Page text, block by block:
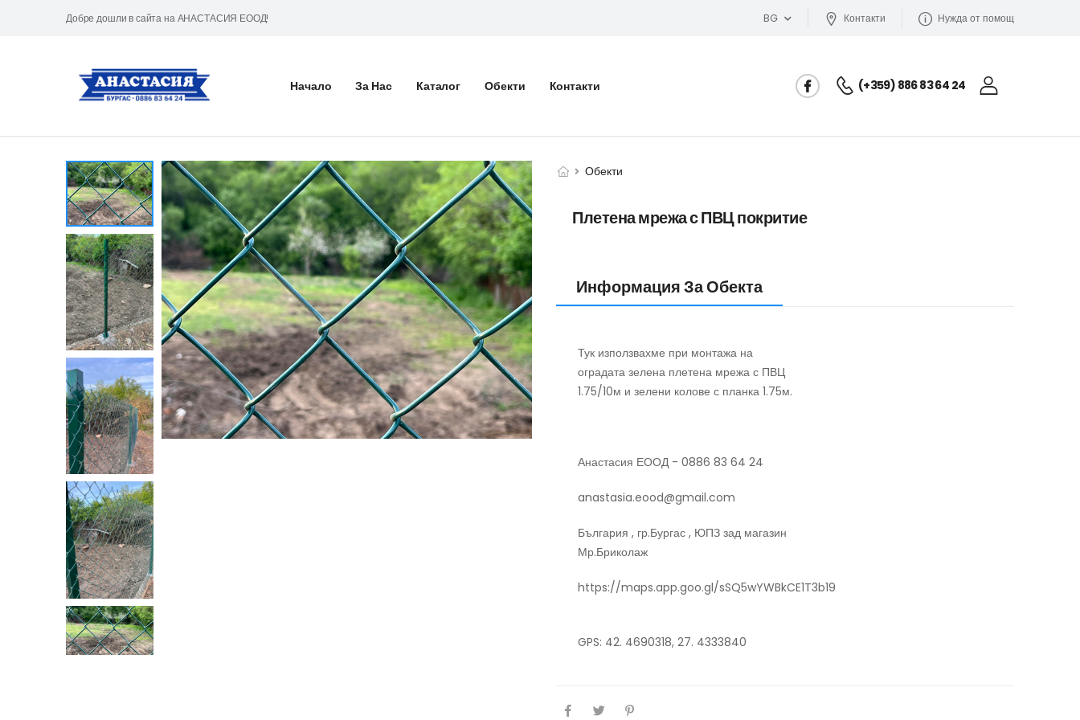
Добре дошли в сайта на АНАСТАСИЯ ЕООД! BG Контакти Нужда от помощ
Начало За Нас Каталог Обекти Контакти (+359) 886 83 64 24
Обекти
Плетена мрежа с ПВЦ покритие
Информация За Обекта
Тук използвахме при монтажа на
оградата зелена плетена мрежа с ПВЦ
1.75/10м и зелени колове с планка 1.75м.
Анастасия ЕООД - 0886 83 64 24
anastasia.eood@gmail.com
България , гр.Бургас , ЮПЗ зад магазин
Мр.Бриколаж
https://maps.app.goo.gl/sSQ5wYWBkCE1T3b19
GPS: 42. 4690318, 27. 4333840